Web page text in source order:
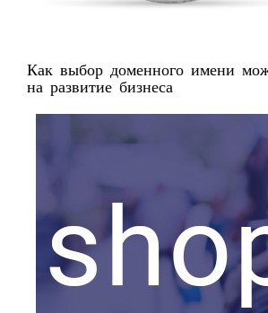
Как выбор доменного имени
на развитие бизнеса